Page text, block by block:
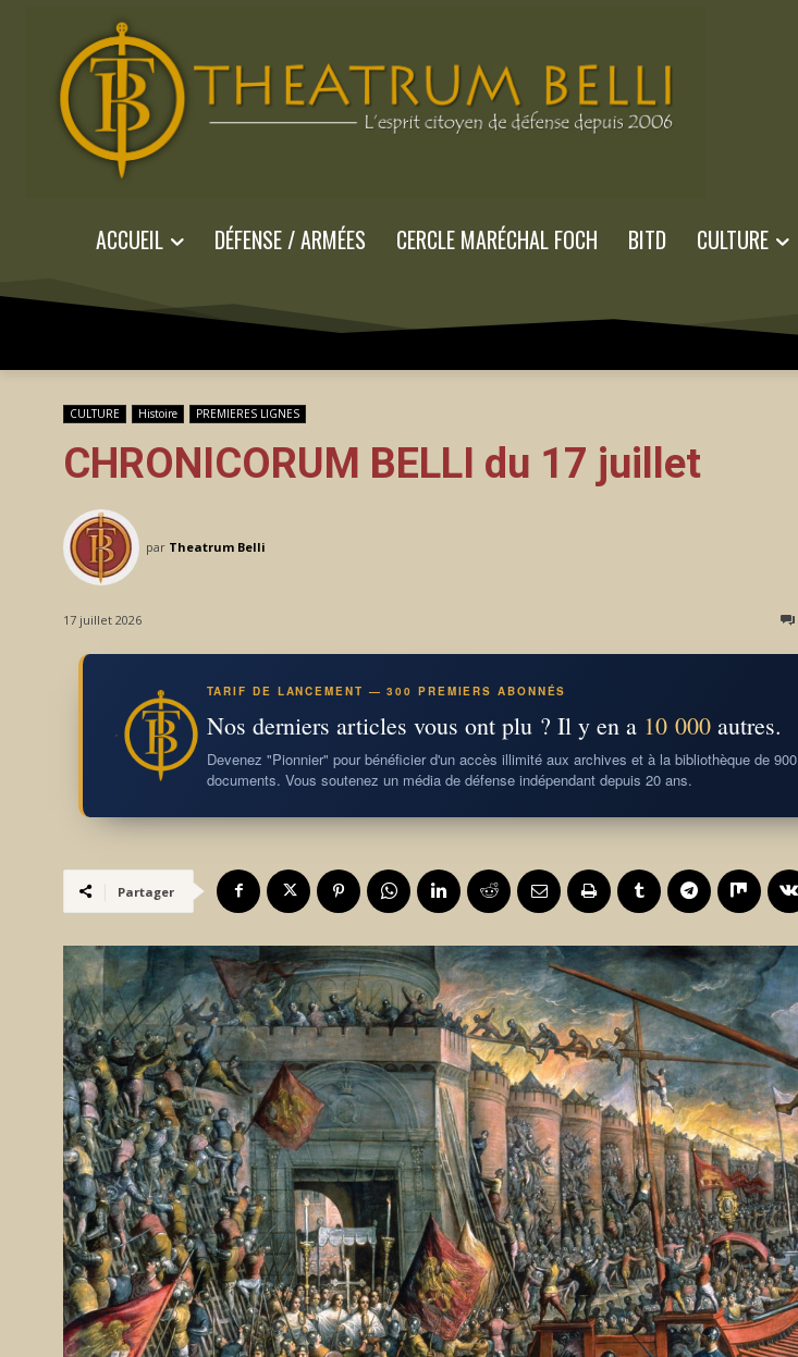
ACCUEIL DÉFENSE / ARMÉES CERCLE MARÉCHAL FOCH BITD CULTURE
CULTURE Histoire PREMIERES LIGNES
CHRONICORUM BELLI du 17 juillet
par Theatrum Belli
17 juillet 2026
TARIF DE LANCEMENT — 300 PREMIERS ABONNÉS
Nos derniers articles vous ont plu ? Il y en a 10 000autres.
Devenez "Pionnier" pour bénéficier d'un accès illimité aux archives et à la bibliothèque de 900
documents. Vous soutenez un média de défense indépendant depuis 20 ans.
Partager